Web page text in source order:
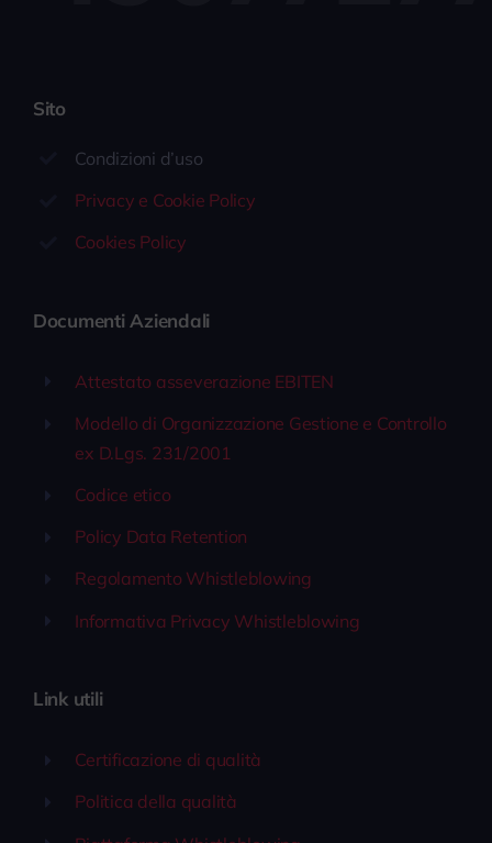
Sito
Condizioni d’uso
Privacy e Cookie Policy
Cookies Policy
Documenti Aziendali
Attestato asseverazione EBITEN
Modello di Organizzazione Gestione e Controllo
ex D.Lgs. 231/2001
Codice etico
Policy Data Retention
Regolamento Whistleblowing
Informativa Privacy Whistleblowing
Link utili
Certificazione di qualità
Politica della qualità